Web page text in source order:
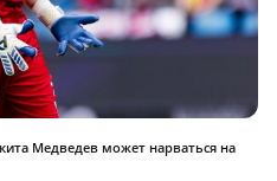
Медведев может нарваться на